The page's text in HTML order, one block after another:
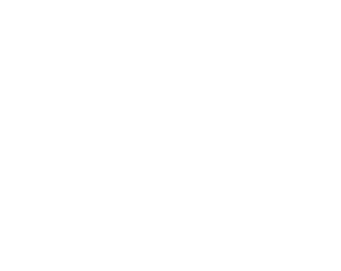
materiału? Dysponujemy technologią i doświadczeniem do realizacji takich